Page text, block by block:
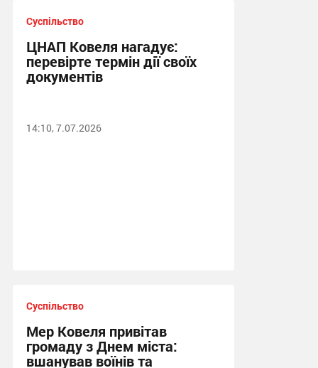
Суспільство
ЦНАП Ковеля нагадує:
перевірте термін дії своїх
документів
14:10, 7.07.2026
Суспільство
Мер Ковеля привітав
громаду з Днем міста:
вшанував воїнів та